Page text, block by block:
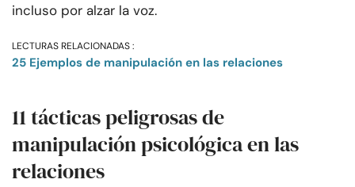
incluso por alzar la voz.
LECTURAS RELACIONADAS :
25 Ejemplos de manipulación en las relaciones
11 tácticas peligrosas de
manipulación psicológica en las
relaciones